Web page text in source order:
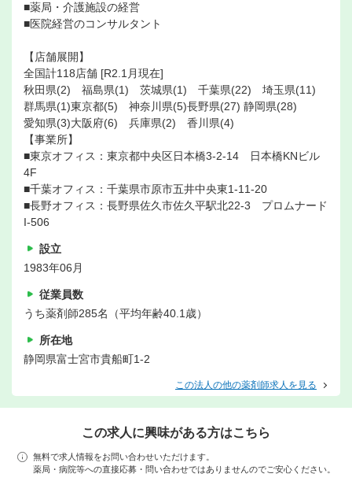
■薬局・介護施設の経営
■医院経営のコンサルタント
【店舗展開】
全国計118店舗 [R2.1月現在]
秋田県(2) 福島県(1) 茨城県(1) 千葉県(22) 埼玉県(11)
群馬県(1)東京都(5) 神奈川県(5)長野県(27) 静岡県(28)
愛知県(3)大阪府(6) 兵庫県(2) 香川県(4)
【事業所】
■東京オフィス：東京都中央区日本橋3-2-14 日本橋KNビル
4F
■千葉オフィス：千葉県市原市五井中央東1-11-20
■長野オフィス：長野県佐久市佐久平駅北22-3 プロムナード
I-506
設立
1983年06月
従業員数
うち薬剤師285名（平均年齢40.1歳）
所在地
静岡県富士宮市貴船町1-2
この法人の他の薬剤師求人を見る
この求人に興味がある方はこちら
無料で求人情報をお問い合わせいただけます。
薬局・病院等への直接応募・問い合わせではありませんのでご安心ください。